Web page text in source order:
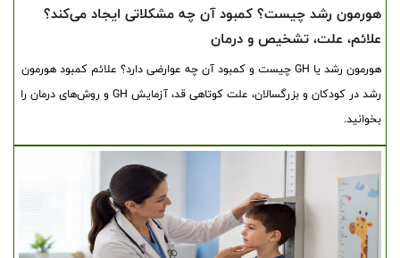
هورمون رشد چیست؟ کمبود آن چه مشکلاتی ایجاد می‌کند؟
علائم، علت، تشخیص و درمان
هورمون رشد یا GH چیست و کمبود آن چه عوارضی دارد؟ علائم کمبود هورمون
رشد در کودکان و بزرگسالان، علت کوتاهی قد، آزمایش GH و روش‌های درمان را
بخوانید.